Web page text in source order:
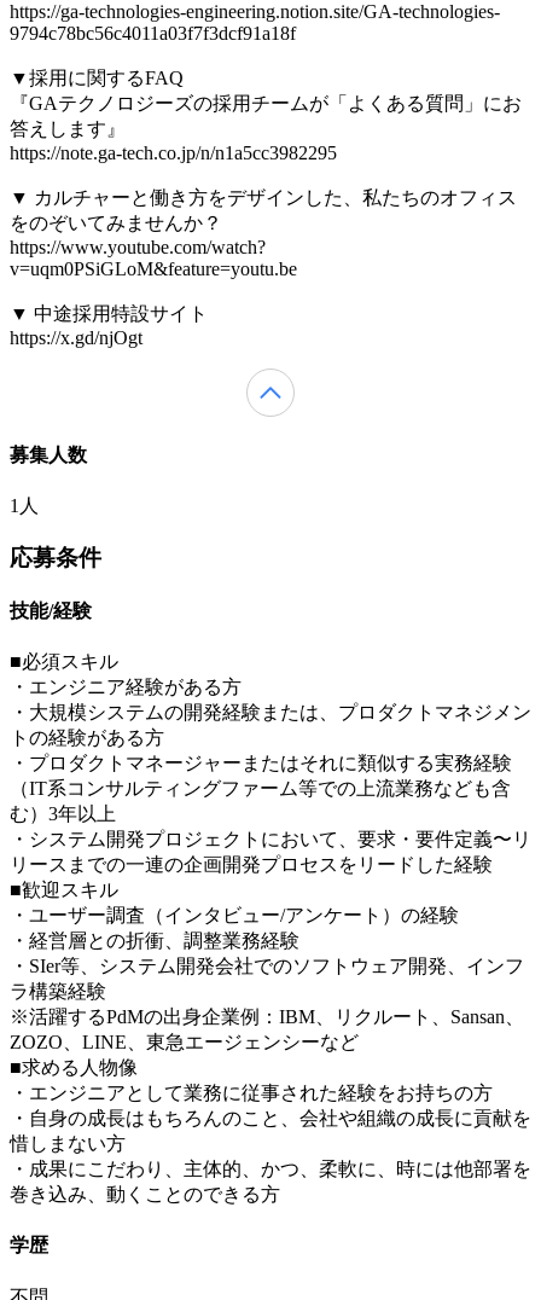
https://ga-technologies-engineering.notion.site/GA-technologies-
9794c78bc56c4011a03f7f3dcf91a18f
▼採用に関するFAQ
『GAテクノロジーズの採用チームが「よくある質問」にお
答えします』
https://note.ga-tech.co.jp/n/n1a5cc3982295
▼ カルチャーと働き方をデザインした、私たちのオフィス
をのぞいてみませんか？
https://www.youtube.com/watch?
v=uqm0PSiGLoM&feature=youtu.be
▼ 中途採用特設サイト
https://x.gd/njOgt
募集人数
1人
応募条件
技能/経験
■必須スキル
・エンジニア経験がある方
・大規模システムの開発経験または、プロダクトマネジメン
トの経験がある方
・プロダクトマネージャーまたはそれに類似する実務経験
（IT系コンサルティングファーム等での上流業務なども含
む）3年以上
・システム開発プロジェクトにおいて、要求・要件定義〜リ
リースまでの一連の企画開発プロセスをリードした経験
■歓迎スキル
・ユーザー調査（インタビュー/アンケート）の経験
・経営層との折衝、調整業務経験
・SIer等、システム開発会社でのソフトウェア開発、インフ
ラ構築経験
※活躍するPdMの出身企業例：IBM、リクルート、Sansan、
ZOZO、LINE、東急エージェンシーなど
■求める人物像
・エンジニアとして業務に従事された経験をお持ちの方
・自身の成長はもちろんのこと、会社や組織の成長に貢献を
惜しまない方
・成果にこだわり、主体的、かつ、柔軟に、時には他部署を
巻き込み、動くことのできる方
学歴